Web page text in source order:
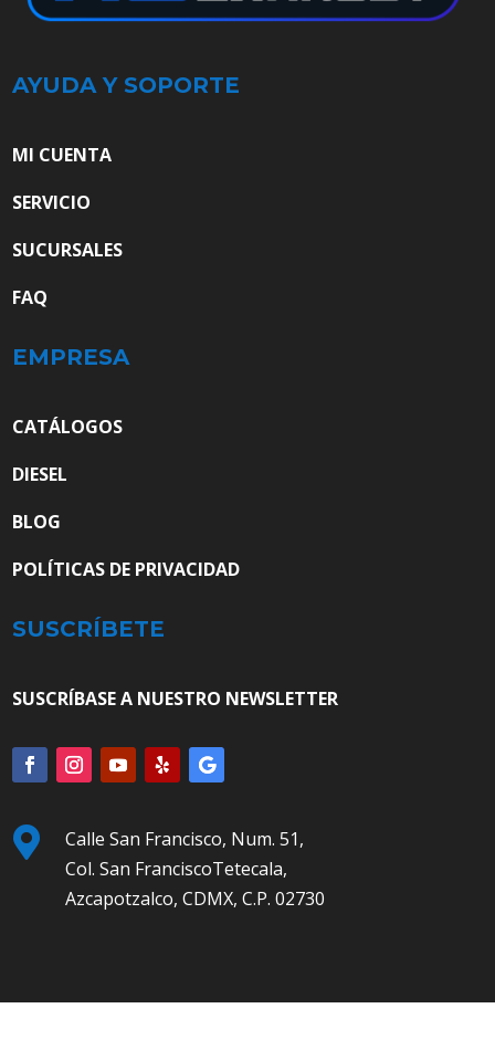
AYUDA Y SOPORTE
MI CUENTA
SERVICIO
SUCURSALES
FAQ
EMPRESA
CATÁLOGOS
DIESEL
BLOG
POLÍTICAS DE PRIVACIDAD
SUSCRÍBETE
SUSCRÍBASE A NUESTRO NEWSLETTER

Calle San Francisco, Num. 51,
Col. San FranciscoTetecala,
Azcapotzalco, CDMX, C.P. 02730